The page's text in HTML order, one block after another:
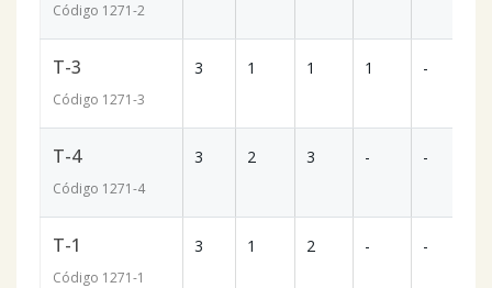
Código 1271-2
T-3
Código 1271-3
3 1 1 1 -
T-4
Código 1271-4
3 2 3 - -
T-1
Código 1271-1
3 1 2 - -